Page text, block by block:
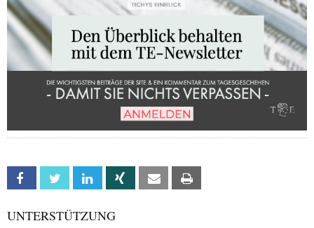
Facebook Twitter Linkedin Xing Email
UNTERSTÜTZUNG